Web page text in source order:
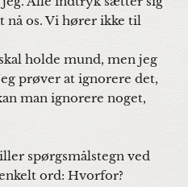
nå os. Vi hører ikke til
holde mund, men jeg
prøver at ignorere det,
man ignorere noget,
spørgsmålstegn ved
ord: Hvorfor?